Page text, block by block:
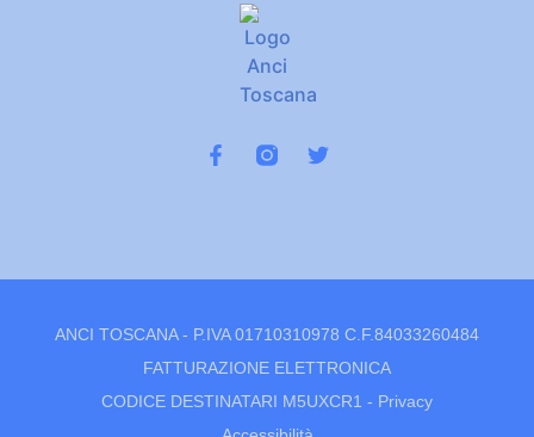
ANCI TOSCANA - P.IVA 01710310978 C.F.84033260484
FATTURAZIONE ELETTRONICA
CODICE DESTINATARI M5UXCR1 - Privacy